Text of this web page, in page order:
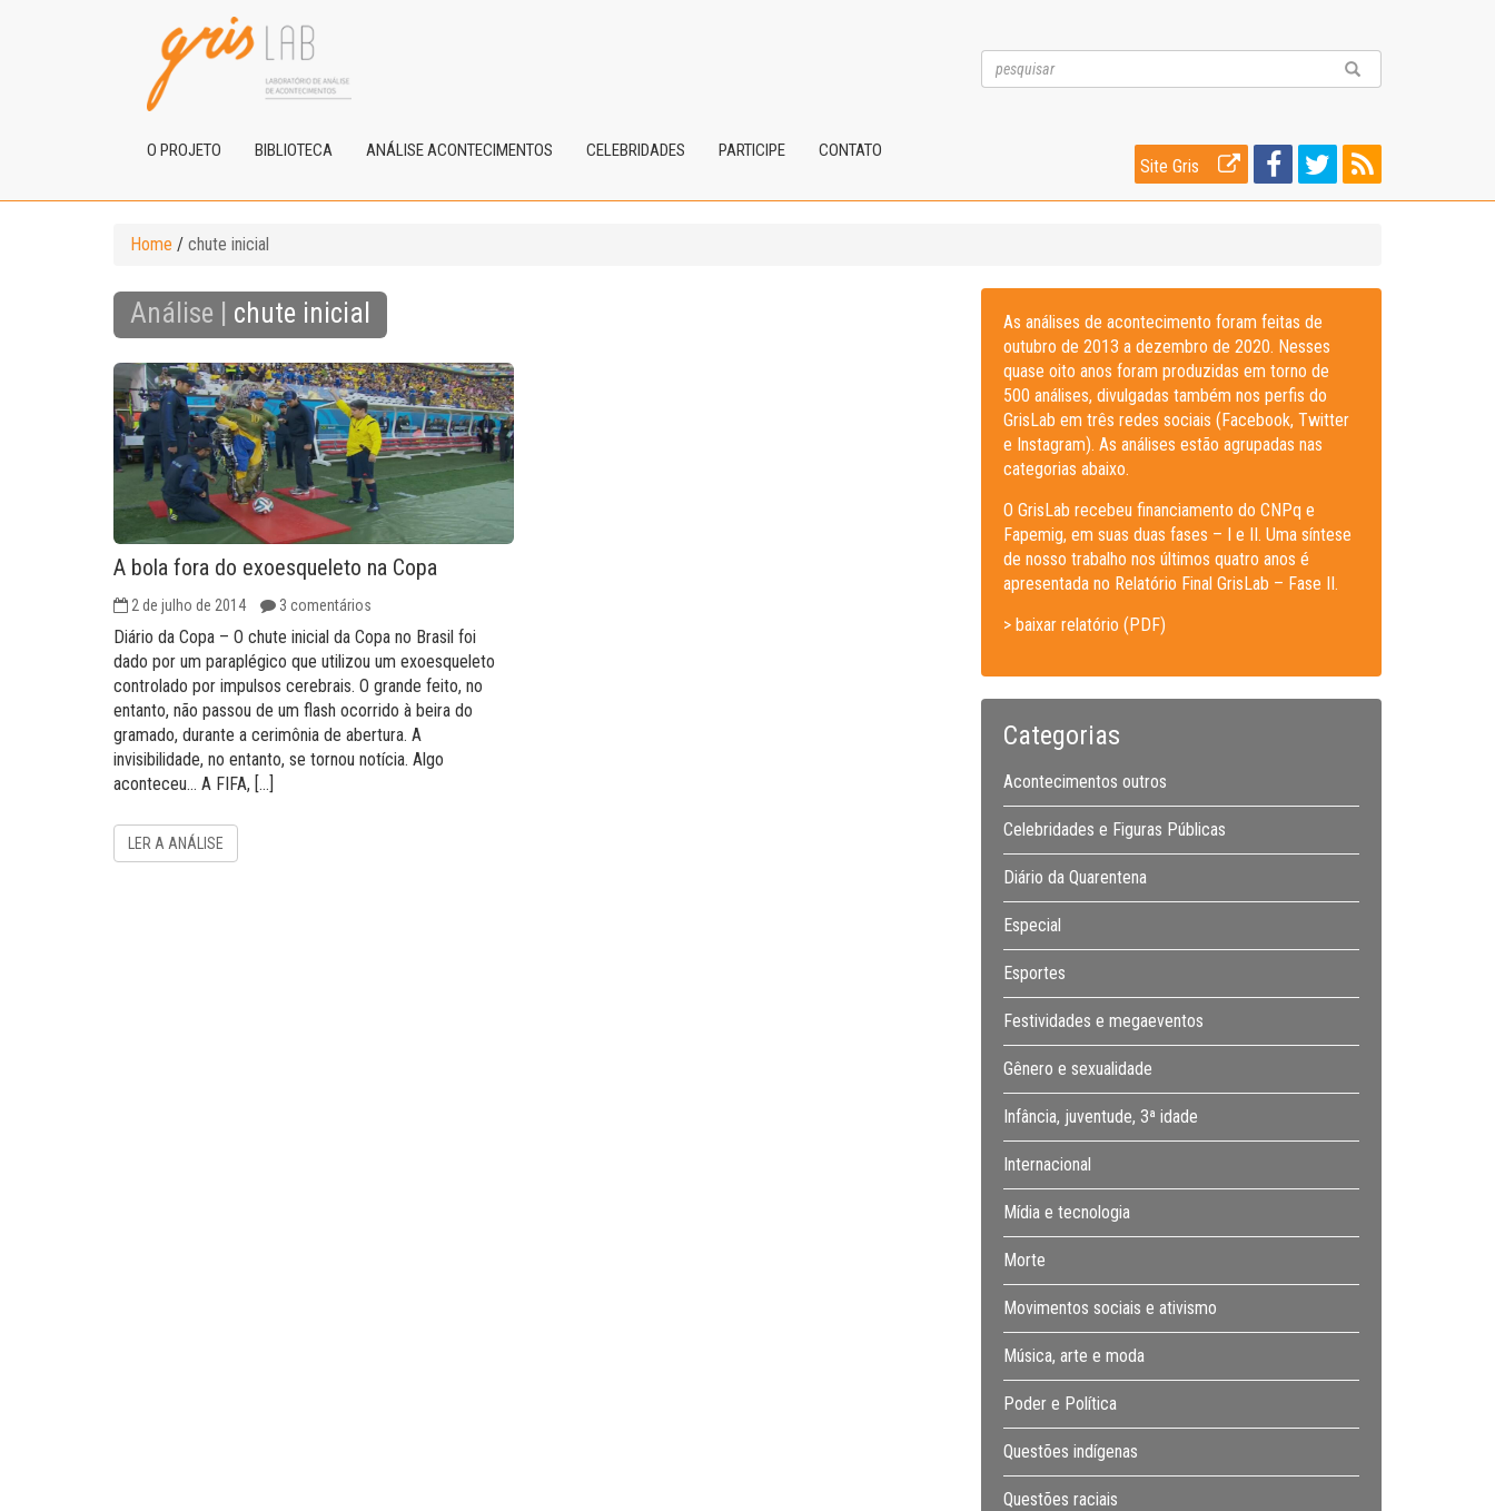
O PROJETO BIBLIOTECA ANÁLISE ACONTECIMENTOS CELEBRIDADES PARTICIPE CONTATO
Site Gris
Home / chute inicial
Análise | chute inicial
A bola fora do exoesqueleto na Copa
2 de julho de 2014 3 comentários
Diário da Copa – O chute inicial da Copa no Brasil foi
dado por um paraplégico que utilizou um exoesqueleto
controlado por impulsos cerebrais. O grande feito, no
entanto, não passou de um flash ocorrido à beira do
gramado, durante a cerimônia de abertura. A
invisibilidade, no entanto, se tornou notícia. Algo
aconteceu… A FIFA, […]
LER A ANÁLISE
As análises de acontecimento foram feitas de
outubro de 2013 a dezembro de 2020. Nesses
quase oito anos foram produzidas em torno de
500 análises, divulgadas também nos perfis do
GrisLab em três redes sociais (Facebook, Twitter
e Instagram). As análises estão agrupadas nas
categorias abaixo.
O GrisLab recebeu financiamento do CNPq e
Fapemig, em suas duas fases – I e II. Uma síntese
de nosso trabalho nos últimos quatro anos é
apresentada no Relatório Final GrisLab – Fase II.
> baixar relatório (PDF)
Categorias
Acontecimentos outros
Celebridades e Figuras Públicas
Diário da Quarentena
Especial
Esportes
Festividades e megaeventos
Gênero e sexualidade
Infância, juventude, 3ª idade
Internacional
Mídia e tecnologia
Morte
Movimentos sociais e ativismo
Música, arte e moda
Poder e Política
Questões indígenas
Questões raciais